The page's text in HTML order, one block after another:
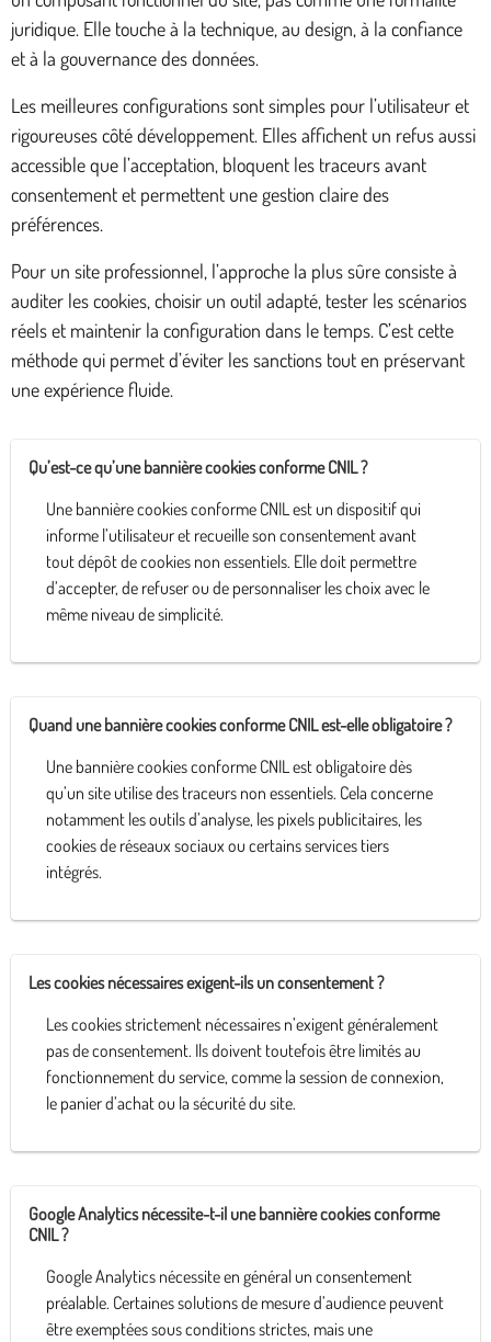
juridique. Elle touche à la technique, au design, à la confiance
et à la gouvernance des données.
Les meilleures configurations sont simples pour l’utilisateur et
rigoureuses côté développement. Elles affichent un refus aussi
accessible que l’acceptation, bloquent les traceurs avant
consentement et permettent une gestion claire des
préférences.
Pour un site professionnel, l’approche la plus sûre consiste à
auditer les cookies, choisir un outil adapté, tester les scénarios
réels et maintenir la configuration dans le temps. C’est cette
méthode qui permet d’éviter les sanctions tout en préservant
une expérience fluide.
Qu’est-ce qu’une bannière cookies conforme CNIL ?
Une bannière cookies conforme CNIL est un dispositif qui
informe l’utilisateur et recueille son consentement avant
tout dépôt de cookies non essentiels. Elle doit permettre
d’accepter, de refuser ou de personnaliser les choix avec le
même niveau de simplicité.
Quand une bannière cookies conforme CNIL est-elle obligatoire ?
Une bannière cookies conforme CNIL est obligatoire dès
qu’un site utilise des traceurs non essentiels. Cela concerne
notamment les outils d’analyse, les pixels publicitaires, les
cookies de réseaux sociaux ou certains services tiers
intégrés.
Les cookies nécessaires exigent-ils un consentement ?
Les cookies strictement nécessaires n’exigent généralement
pas de consentement. Ils doivent toutefois être limités au
fonctionnement du service, comme la session de connexion,
le panier d’achat ou la sécurité du site.
Google Analytics nécessite-t-il une bannière cookies conforme
CNIL ?
Google Analytics nécessite en général un consentement
préalable. Certaines solutions de mesure d’audience peuvent
être exemptées sous conditions strictes, mais une